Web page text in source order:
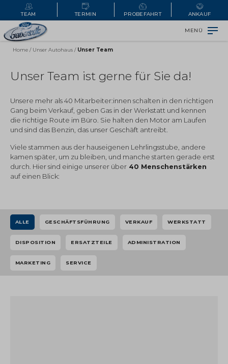
TEAM TERMIN PROBEFAHRT ANKAUF
MENÜ
Home / Unser Autohaus / Unser Team
Unser Team ist gerne für Sie da!
Unsere mehr als 40 Mitarbeiter:innen schalten in den richtigen
Gang beim Verkauf, geben Gas in der Werkstatt und kennen
die richtige Route im Büro. Sie halten den Motor am Laufen
und sind das Benzin, das unser Geschäft antreibt.
Viele stammen aus der hauseigenen Lehrlingsstube, andere
kamen später, um zu bleiben, und manche starten gerade erst
durch. Hier sind einige unserer über 40 Menschenstärken
auf einen Blick:
ALLE GESCHÄFTSFÜHRUNG VERKAUF WERKSTATT
DISPOSITION ERSATZTEILE ADMINISTRATION
MARKETING SERVICE